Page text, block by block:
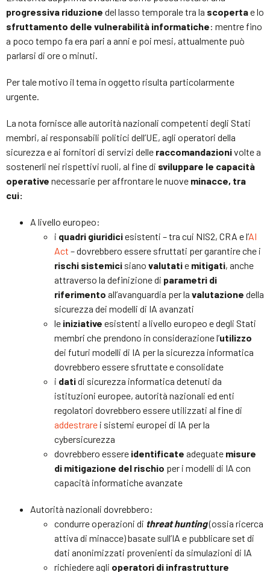
progressiva riduzione del lasso temporale tra la scopertae lo
sfruttamento delle vulnerabilità informatiche: mentre fino
a poco tempo fa era pari a anni e poi mesi, attualmente può
parlarsi di ore o minuti.
Per tale motivo il tema in oggetto risulta particolarmente
urgente.
La nota fornisce alle autorità nazionali competenti degli Stati
membri, ai responsabili politici dell’UE, agli operatori della
sicurezza e ai fornitori di servizi delle raccomandazionivolte a
sostenerli nei rispettivi ruoli, al fine di sviluppare le capacità
operative necessarie per affrontare le nuove minacce, tra
cui:
A livello europeo:
i quadri giuridiciesistenti – tra cui NIS2, CRA e l’AI
Act – dovrebbero essere sfruttati per garantire che i
rischi sistemici siano valutatie mitigati, anche
attraverso la definizione di parametri di
riferimento all’avanguardia per la valutazione della
sicurezza dei modelli di IA avanzati
le iniziative esistenti a livello europeo e degli Stati
membri che prendono in considerazione l’utilizzo
dei futuri modelli di IA per la sicurezza informatica
dovrebbero essere sfruttate e consolidate
i datidi sicurezza informatica detenuti da
istituzioni europee, autorità nazionali ed enti
regolatori dovrebbero essere utilizzati al fine di
addestrare i sistemi europei di IA per la
cybersicurezza
dovrebbero essere identificate adeguate misure
di mitigazione del rischio per i modelli di IA con
capacità informatiche avanzate
Autorità nazionali dovrebbero:
condurre operazioni di threat hunting(ossia ricerca
attiva di minacce) basate sull’IA e pubblicare set di
dati anonimizzati provenienti da simulazioni di IA
richiedere agli operatori di infrastrutture